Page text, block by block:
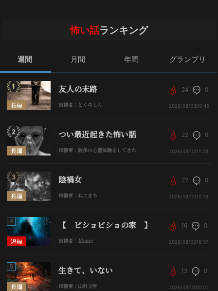
怖い話ランキング
週間 月間 年間 グランプリ
長編
友人の末路
投稿者：とくのしん
24 0
2026/08/0309:45
長編
つい最近起きた怖い話
投稿者：数多の心霊体験をしてきた
22 0
2026/08/0311:28
長編
陰禍女
投稿者：ねこきち
22 0
2026/08/0310:18
短編
4 【 ビショビショの家 】
投稿者：Mame
16 0
2026/08/0218:57
長編
5 生きて、いない
投稿者：山科文字
13 0
2026/08/01 00:01